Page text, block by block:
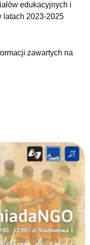
edukacyjnych i
latach 2023-2025
zawartych na